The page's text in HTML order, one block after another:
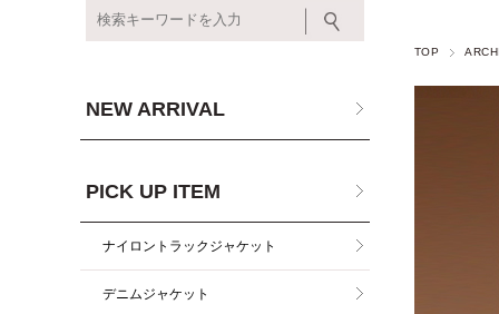
TOP
NEW ARRIVAL
PICK UP ITEM
ナイロントラックジャケット
デニムジャケット